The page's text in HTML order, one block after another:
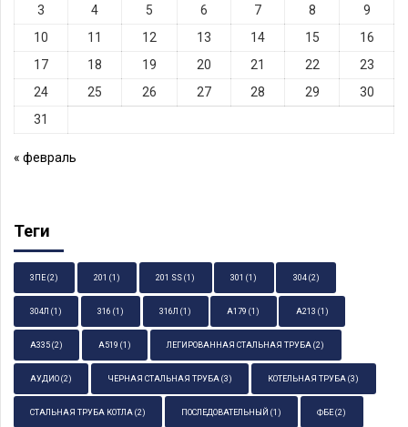
3
4 5 6 7 8
9
10
11 12 13 14 15
16
17
18 19 20 21 22
23
24
25 26 27 28 29
30
31
« февраль
Теги
3ПЕ (2) 201 (1) 201 SS (1) 301 (1) 304(2)
304Л (1) 316 (1) 316Л (1) А179 (1) А213 (1)
А335 (2) А519 (1) ЛЕГИРОВАННАЯ СТАЛЬНАЯ ТРУБА (2)
АУДИО (2) ЧЕРНАЯ СТАЛЬНАЯ ТРУБА (3) КОТЕЛЬНАЯ ТРУБА (3)
СТАЛЬНАЯ ТРУБА КОТЛА (2) ПОСЛЕДОВАТЕЛЬНЫЙ (1) ФБЕ (2)